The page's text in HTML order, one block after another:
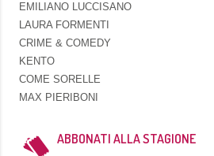
EMILIANO LUCCISANO
LAURA FORMENTI
CRIME & COMEDY
KENTO
COME SORELLE
MAX PIERIBONI
ABBONATI ALLA STAGIONE